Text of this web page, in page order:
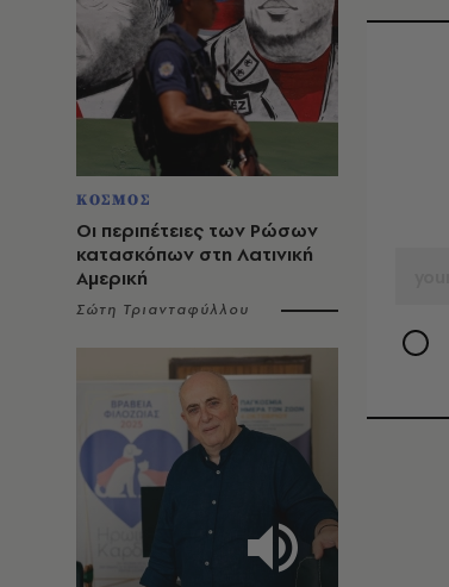
ΚΟΣΜΟΣ
Οι περιπέτειες των Ρώσων
κατασκόπων στη Λατινική
Αμερική
Σώτη Τριανταφύλλου